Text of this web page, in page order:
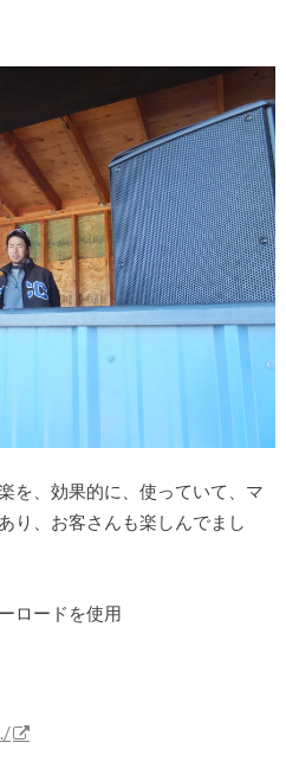
を、効果的に、使っていて、マ
り、お客さんも楽しんでまし
ロードを使用